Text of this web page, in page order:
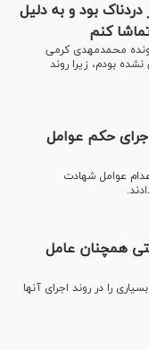
بود و به دلیل
کنم
محمدمهدی کرمی
بودم، زیرا روند
حکم عوامل
عوامل شهادت
سال 2022/ نژادپرستی همچنان عامل
در آمریکا طی سال 2022 نواقص بسیاری را در روند اجرای آنها